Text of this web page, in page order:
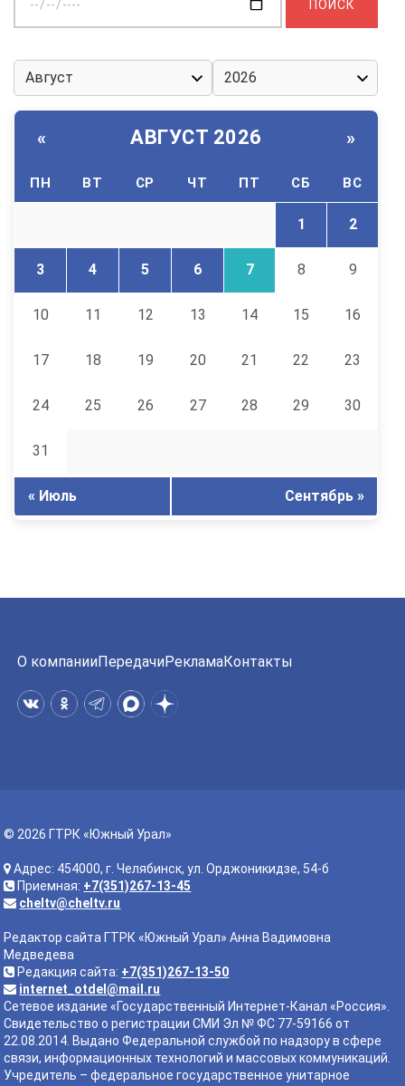
дату:
« АВГУСТ 2026 »
ПН ВТ СР ЧТ ПТ СБ ВС
1 2
3 4 5 6 7 8 9
10 11 12 13 14 15 16
17 18 19 20 21 22 23
24 25 26 27 28 29 30
31
« Июль Сентябрь »
О компанииПередачиРекламаКонтакты
© 2026 ГТРК «Южный Урал»
Адрес: 454000, г. Челябинск, ул. Орджоникидзе, 54-б
Приемная: +7(351)267-13-45
cheltv@cheltv.ru
Редактор сайта ГТРК «Южный Урал» Анна Вадимовна
Медведева
Редакция сайта: +7(351)267-13-50
internet_otdel@mail.ru
Сетевое издание «Государственный Интернет-Канал «Россия».
Свидетельство о регистрации СМИ Эл № ФС 77-59166 от
22.08.2014. Выдано Федеральной службой по надзору в сфере
связи, информационных технологий и массовых коммуникаций.
Учредитель – федеральное государственное унитарное